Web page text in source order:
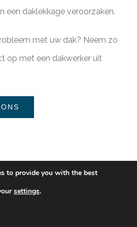
een daklekkage veroorzaken.
met uw dak? Neem zo
op met een dakwerker uit
(plat dak)
to provide you with the best
settings.